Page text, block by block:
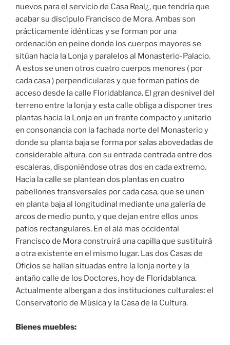
nuevos para el servicio de Casa Real¿, que tendría que
acabar su discípulo Francisco de Mora. Ambas son
prácticamente idénticas y se forman por una
ordenación en peine donde los cuerpos mayores se
sitúan hacia la Lonja y paralelos al Monasterio-Palacio.
A estos se unen otros cuatro cuerpos menores ( por
cada casa ) perpendiculares y que forman patios de
acceso desde la calle Floridablanca. El gran desnivel del
terreno entre la lonja y esta calle obliga a disponer tres
plantas hacia la Lonja en un frente compacto y unitario
en consonancia con la fachada norte del Monasterio y
donde su planta baja se forma por salas abovedadas de
considerable altura, con su entrada centrada entre dos
escaleras, disponiéndose otras dos en cada extremo.
Hacia la calle se plantean dos plantas en cuatro
pabellones transversales por cada casa, que se unen
en planta baja al longitudinal mediante una galería de
arcos de medio punto, y que dejan entre ellos unos
patios rectangulares. En el ala mas occidental
Francisco de Mora construirá una capilla que sustituirá
a otra existente en el mismo lugar. Las dos Casas de
Oficios se hallan situadas entre la lonja norte y la
antaño calle de los Doctores, hoy de Floridablanca.
Actualmente albergan a dos instituciones culturales: el
Conservatorio de Música y la Casa de la Cultura.
Bienes muebles: